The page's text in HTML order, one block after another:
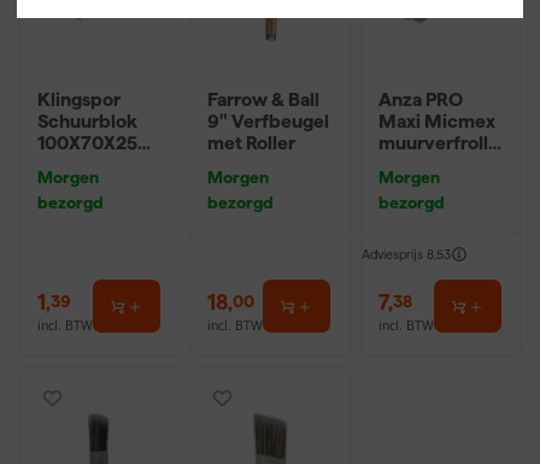
Klingspor
Schuurblok
100X70X25m
P220
Morgen
bezorgd
1,39
incl. BTW
Farrow & Ball
9" Verfbeugel
met Roller
Morgen
bezorgd
18,00
incl. BTW
Anza PRO
Maxi Micmex
muurverfrolle
Morgen
bezorgd
Adviesprijs 8,53
7,38
incl. BTW